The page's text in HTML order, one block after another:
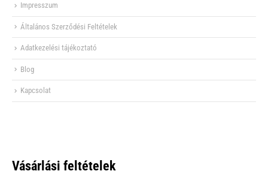
Impresszum
Általános Szerződési Feltételek
Adatkezelési tájékoztató
Blog
Kapcsolat
Vásárlási feltételek